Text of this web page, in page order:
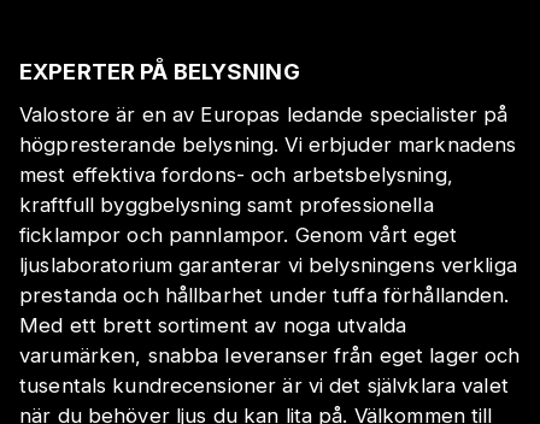
EXPERTER PÅ BELYSNING
Valostore är en av Europas ledande specialister på
högpresterande belysning. Vi erbjuder marknadens
mest effektiva fordons- och arbetsbelysning,
kraftfull byggbelysning samt professionella
ficklampor och pannlampor. Genom vårt eget
ljuslaboratorium garanterar vi belysningens verkliga
prestanda och hållbarhet under tuffa förhållanden.
Med ett brett sortiment av noga utvalda
varumärken, snabba leveranser från eget lager och
tusentals kundrecensioner är vi det självklara valet
när du behöver ljus du kan lita på. Välkommen till